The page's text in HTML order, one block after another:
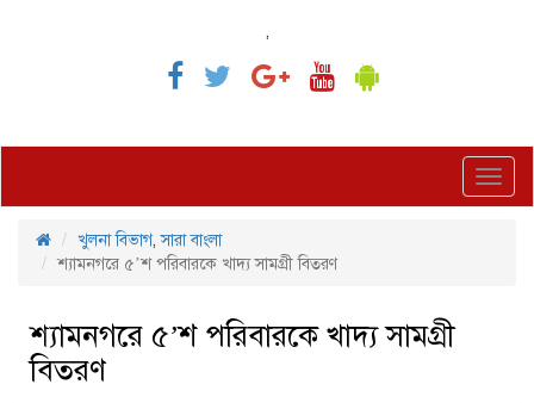
,
খুলনা বিভাগ,সারা বাংলা
শ্যামনগরে ৫’শ পরিবারকে খাদ্য সামগ্রী বিতরণ
শ্যামনগরে ৫’শ পরিবারকে খাদ্য সামগ্রী
বিতরণ